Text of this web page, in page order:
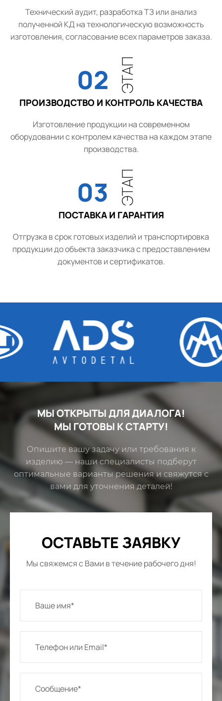
Технический аудит, разработка ТЗ или анализ
полученной КД на технологическую возможность
изготовления, согласование всех параметров заказа.
02 ЭТАП
ПРОИЗВОДСТВО И КОНТРОЛЬ КАЧЕСТВА
Изготовление продукции на современном
оборудовании с контролем качества на каждом этапе
производства.
03 ЭТАП
ПОСТАВКА И ГАРАНТИЯ
Отгрузка в срок готовых изделий и транспортировка
продукции до объекта заказчика с предоставлением
документов и сертификатов.
ОСТАВЬТЕ ЗАЯВКУ
Мы свяжемся с Вами в течение рабочего дня!
МЫ ОТКРЫТЫ ДЛЯ ДИАЛОГА!
МЫ ГОТОВЫ К СТАРТУ!
Опишите вашу задачу или требования к
изделию — наши специалисты подберут
оптимальные варианты решения и свяжутся с
вами для уточнения деталей!